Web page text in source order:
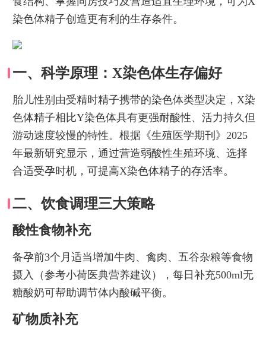
染色体精子创造更有利的生存条件。
一、科学原理：X染色体生存偏好
胎儿性别由受精时精子携带的染色体类型决定，X染
色体精子相比Y染色体具有更强耐酸性、活力持久但
游动速度较慢的特性。根据《生殖医学期刊》2025
年最新研究显示，通过营造弱酸性生殖环境、选择
合适受孕时机，可提高X染色体精子的存活率。
二、饮食调理三大策略
酸性食物补充
备孕前3个月适当增加牛肉、禽肉、五谷杂粮等食物
摄入（参考小荷医典营养建议），每日补充500ml无
糖酸奶可帮助调节体内酸碱平衡。
矿物质补充